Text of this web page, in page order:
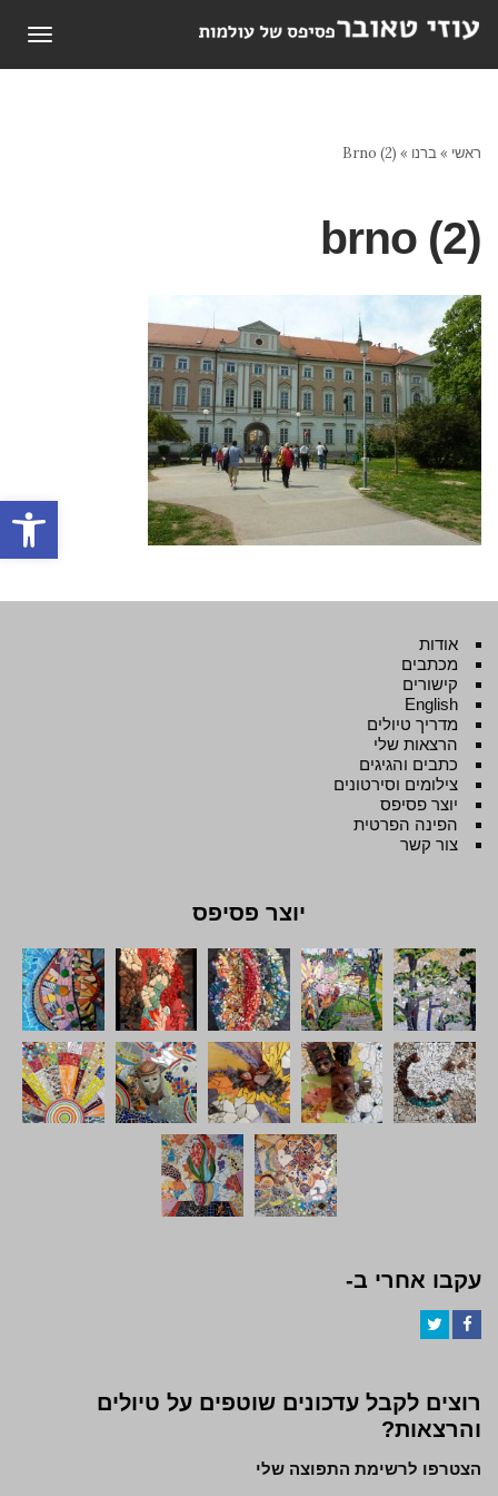
פתח
ראשי »ברנו »
Brno (2)
brno (2)
אודות
מכתבים
קישורים
English
מדריך טיולים
הרצאות שלי
כתבים והגיגים
צילומים וסירטונים
יוצר פסיפס
הפינה הפרטית
צור קשר
יוצר פסיפס
עקבו אחרי ב-
רוצים לקבל עדכונים שוטפים על טיולים
והרצאות?
הצטרפו לרשימת התפוצה שלי